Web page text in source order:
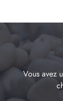
Vous avez